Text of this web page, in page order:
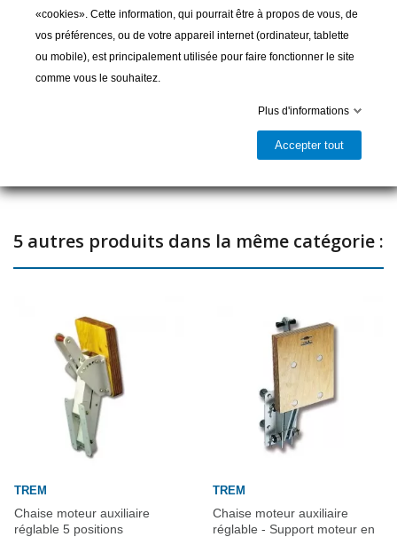
5 autres produits dans la même catégorie :
TREM
Chaise moteur auxiliaire
réglable 5 positions
TREM
Chaise moteur auxiliaire
réglable - Support moteur en
«cookies». Cette information, qui pourrait être à propos de vous, de
vos préférences, ou de votre appareil internet (ordinateur, tablette
ou mobile), est principalement utilisée pour faire fonctionner le site
comme vous le souhaitez.
Plus d'informations
Accepter tout